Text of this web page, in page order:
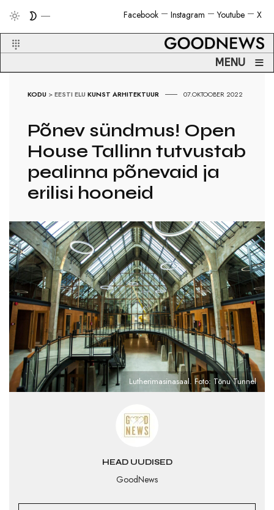
X
Youtube
Instagram
Facebook
MENU ≡
KODU >EESTI ELU KUNST ARHITEKTUUR 07.OKTOOBER 2022
Põnev sündmus! Open
House Tallinn tutvustab
pealinna põnevaid ja
erilisi hooneid
HEAD UUDISED
GoodNews
Lutherimasinasaal. Foto: Tõnu Tunnel